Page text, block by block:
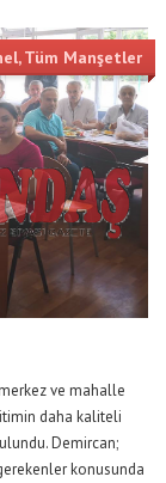
,Tüm Manşetler
ve mahalle
daha kaliteli
Demircan;
konusunda